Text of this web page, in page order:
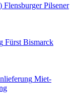
Flensburger Pilsener
Fürst Bismarck
Miet-